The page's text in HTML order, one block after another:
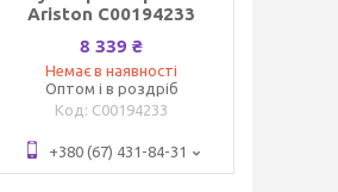
Ariston C00194233
8 339 ₴
Немає в наявності
Оптом і в роздріб
C00194233
+380 (67) 431-84-31